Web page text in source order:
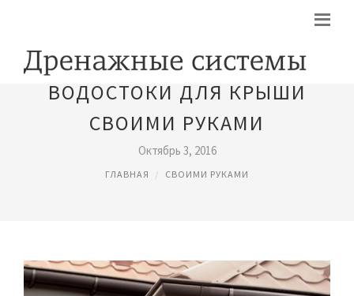
ВОДОСТОКИ ДЛЯ КРЫШИ
СВОИМИ РУКАМИ
Октябрь 3, 2016
ГЛАВНАЯ СВОИМИ РУКАМИ